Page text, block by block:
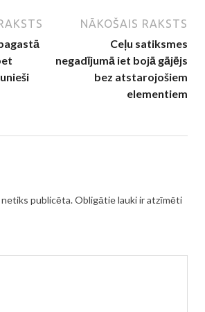
NĀKOŠAIS RAKSTS
Ceļu satiksmes
negadījumā iet bojā gājējs
bez atstarojošiem
elementiem
netiks publicēta.Obligātie lauki ir atzīmēti